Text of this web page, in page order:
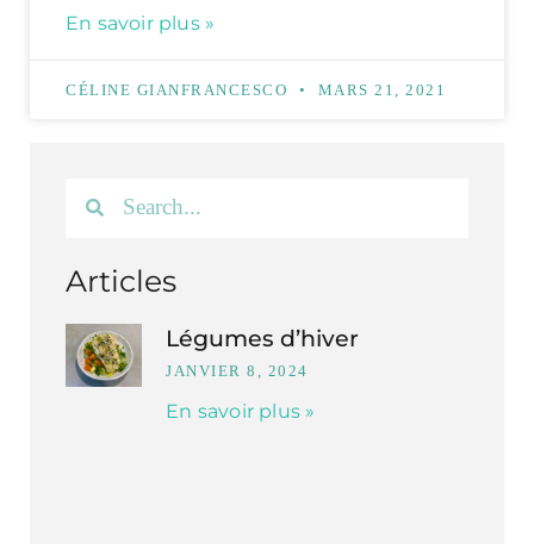
En savoir plus »
CÉLINE GIANFRANCESCO MARS 21, 2021
Articles
Légumes d’hiver
JANVIER 8, 2024
En savoir plus »